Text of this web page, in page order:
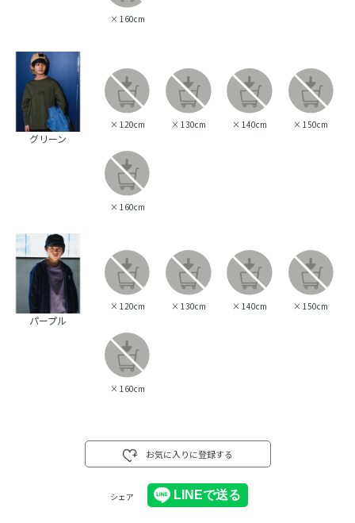
× 160cm
グリーン
× 120cm × 130cm × 140cm × 150cm
× 160cm
パープル
× 120cm × 130cm × 140cm × 150cm
× 160cm
お気に入りに登録する
シェア